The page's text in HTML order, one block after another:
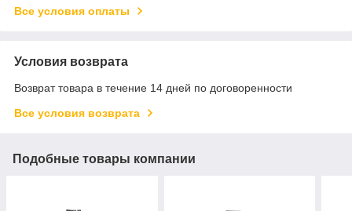
Все условия оплаты
Условия возврата
Возврат товара в течение 14 дней по договоренности
Все условия возврата
Подобные товары компании